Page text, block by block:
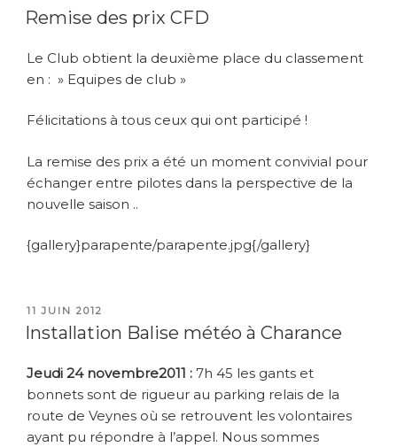
LE
Remise des prix CFD
Le Club obtient la deuxième place du classement
en : » Equipes de club »
Félicitations à tous ceux qui ont participé !
La remise des prix a été un moment convivial pour
échanger entre pilotes dans la perspective de la
nouvelle saison ..
{gallery}parapente/parapente.jpg{/gallery}
PUBLIÉ
LE
11 JUIN 2012
Installation Balise météo à Charance
Jeudi 24 novembre2011 : 7h 45 les gants et
bonnets sont de rigueur au parking relais de la
route de Veynes où se retrouvent les volontaires
ayant pu répondre à l’appel. Nous sommes